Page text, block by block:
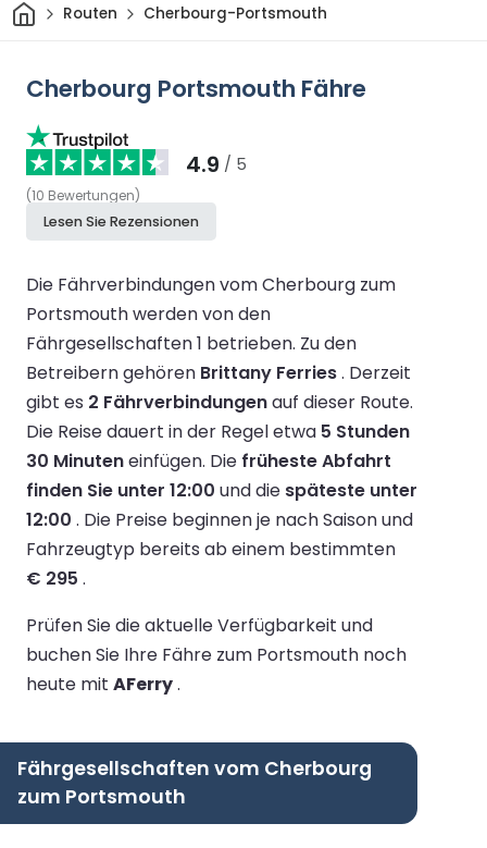
HeimRouten Cherbourg-Portsmouth
Cherbourg Portsmouth Fähre
4.9 / 5
(10 Bewertungen)
Lesen Sie Rezensionen
Die Fährverbindungen vom Cherbourg zum
Portsmouth werden von den
Fährgesellschaften 1 betrieben. Zu den
Betreibern gehören Brittany Ferries. Derzeit
gibt es 2 Fährverbindungenauf dieser Route.
Die Reise dauert in der Regel etwa 5 Stunden
30 Minuteneinfügen. Die früheste Abfahrt
finden Sie unter 12:00 und die späteste unter
12:00 . Die Preise beginnen je nach Saison und
Fahrzeugtyp bereits ab einem bestimmten
€ 295 .
Prüfen Sie die aktuelle Verfügbarkeit und
buchen Sie Ihre Fähre zum Portsmouth noch
heute mit AFerry.
Fährgesellschaften vom Cherbourg
zum Portsmouth